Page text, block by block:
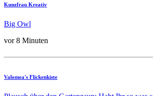
Kunzfrau Kreativ
Big Owl
vor 8 Minuten
Valomea's Flickenkiste